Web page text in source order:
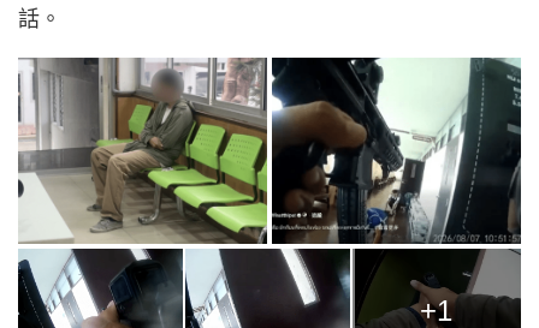
話。
+1